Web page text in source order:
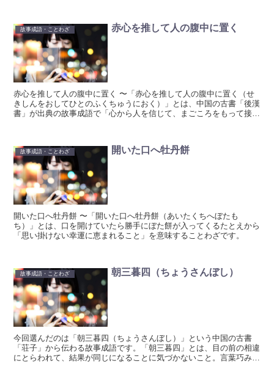
故事成語・ことわざ 赤心を推して人の腹中に置く
赤心を推して人の腹中に置く 〜「赤心を推して人の腹中に置く（せ
きしんをおしてひとのふくちゅうにおく）」とは、中国の古書「後漢
書」が出典の故事成語で「心から人を信じて、まごころをもって接す
故事成語・ことわざ 開いた口へ牡丹餅
開いた口へ牡丹餅 〜「開いた口へ牡丹餅（あいたくちへぼたも
ち）」とは、口を開けていたら勝手にぼた餅が入ってくるたとえから
「思い掛けない幸運に恵まれること」を意味することわざです。
故事成語・ことわざ 朝三暮四（ちょうさんぼし）
今回選んだのは「朝三暮四（ちょうさんぼし）」という中国の古書
「荘子」から伝わる故事成語です。「朝三暮四」とは、目の前の相違
にとらわれて、結果が同じになることに気づかないこと。言葉巧みに